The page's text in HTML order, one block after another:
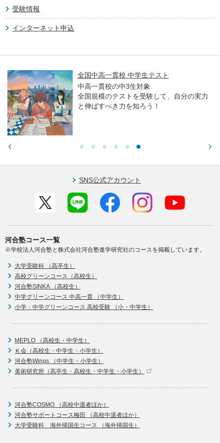
受験情報
インターネット申込
全国中高一貫校 中学生テスト
中高一貫校の中3生対象
全国規模のテストを受験して、自分の実力
と伸ばすべき力を知ろう！
SNS公式アカウント
河合塾コース一覧
※学校法人河合塾と株式会社河合塾進学研究社のコースを掲載しています。
大学受験科 （高卒生）
高校グリーンコース（高校生）
河合塾SINKA （高校生）
中学グリーンコース 中高一貫 （中学生）
小学・中学グリーンコース 高校受験 （小・中学生）
MEPLO （高校生・中学生）
Ｋ会（高校生・中学生・小学生）
河合塾Wings （中学生・小学生）
美術研究所（高卒生・高校生・中学生・小学生）
河合塾COSMO （高校中退者ほか）
河合塾サポートコース梅田 （高校中退者ほか）
大学受験科 海外帰国生コース （海外帰国生）